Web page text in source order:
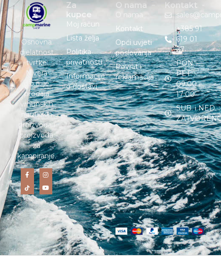
Osnovna
djelatnost
tvrtke
Nivera
d.o.o. je
prodaja
vrhunskih
nautičkih
proizvoda i
proizvoda
za
kampiranje.
Za
kupce
Moj račun
Lista želja
Politika
privatnosti
Informacije
o dostavi
O nama
O nama
Kontakt
Opći uvjeti
poslovanja
Povrat i
reklamacija
Kontakt
+385 91
619 01
27
PON. –
PET. :
09:00 –
17:00
SUB. i NED. :